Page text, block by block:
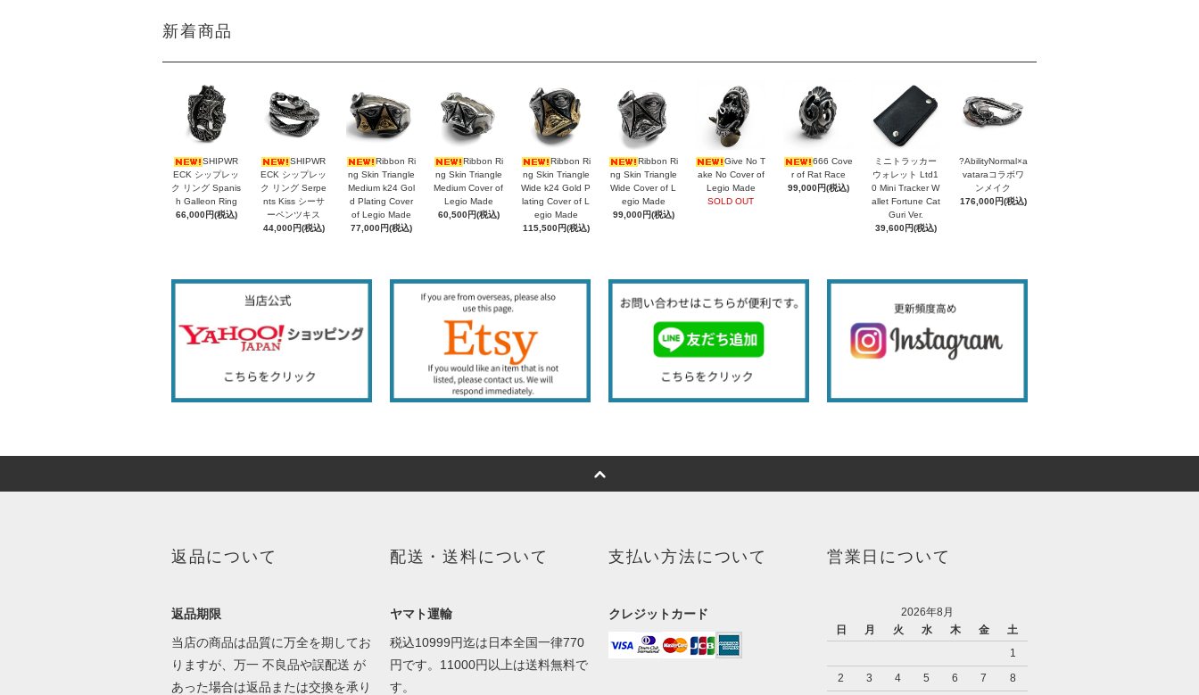
新着商品
SHIPWR
ECK シップレッ
ク リング Spanis
h Galleon Ring
66,000円(税込)
SHIPWR
ECK シップレッ
ク リング Serpe
nts Kiss シーサ
ーペンツキス
44,000円(税込)
Ribbon Ri
ng Skin Triangle
Medium k24 Gol
d Plating Cover
of Legio Made
77,000円(税込)
Ribbon Ri
ng Skin Triangle
Medium Cover of
Legio Made
60,500円(税込)
Ribbon Ri
ng Skin Triangle
Wide k24 Gold P
lating Cover of L
egio Made
115,500円(税込)
Ribbon Ri
ng Skin Triangle
Wide Cover of L
egio Made
99,000円(税込)
Give No T
ake No Cover of
Legio Made
SOLD OUT
666 Cove
r of Rat Race
99,000円(税込)
ミニトラッカー
ウォレット Ltd1
0 Mini Tracker W
allet Fortune Cat
Guri Ver.
39,600円(税込)
?AbilityNormal×a
vataraコラボワ
ンメイク
176,000円(税込)
返品について
返品期限
当店の商品は品質に万全を期してお
りますが、万一 不良品や誤配送 が
あった場合は返品または交換を承り
配送・送料について
ヤマト運輸
税込10999円迄は日本全国一律770
円です。11000円以上は送料無料で
す。
支払い方法について
クレジットカード
営業日について
2026年8月
日
月 火 水 木 金
土
1
2
3 4 5 6 7
8